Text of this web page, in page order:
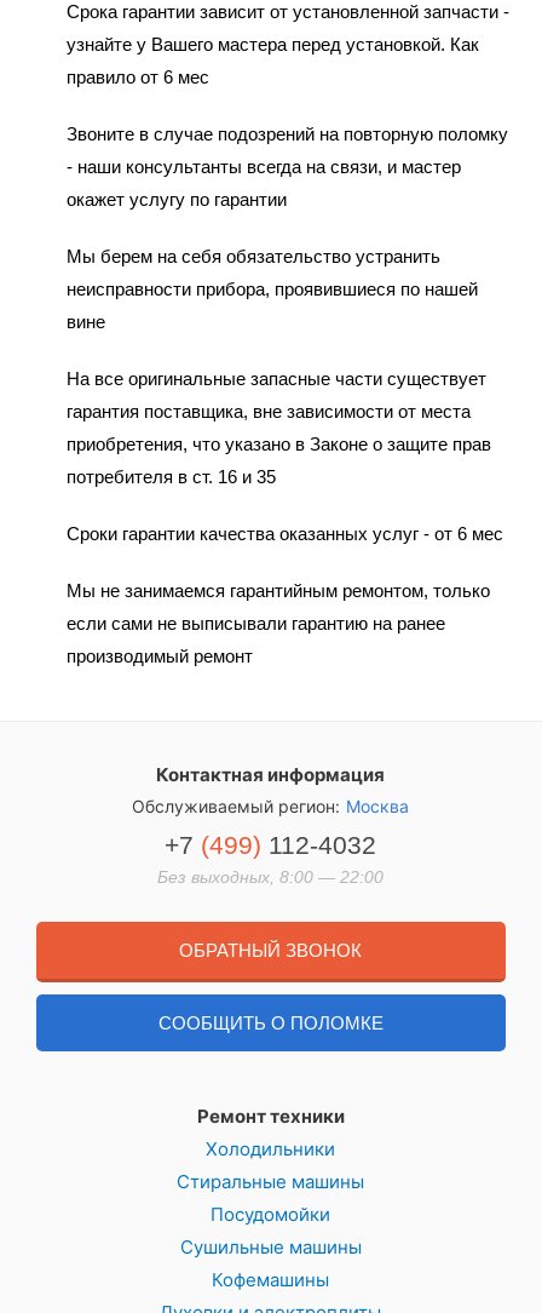
Срока гарантии зависит от установленной запчасти -
узнайте у Вашего мастера перед установкой. Как
правило от 6 мес
Звоните в случае подозрений на повторную поломку
- наши консультанты всегда на связи, и мастер
окажет услугу по гарантии
Мы берем на себя обязательство устранить
неисправности прибора, проявившиеся по нашей
вине
На все оригинальные запасные части существует
гарантия поставщика, вне зависимости от места
приобретения, что указано в Законе о защите прав
потребителя в ст. 16 и 35
Сроки гарантии качества оказанных услуг - от 6 мес
Мы не занимаемся гарантийным ремонтом, только
если сами не выписывали гарантию на ранее
производимый ремонт
Контактная информация
Обслуживаемый регион: Москва
+7 (499) 112-4032
Без выходных, 8:00 — 22:00
ОБРАТНЫЙ ЗВОНОК
СООБЩИТЬ О ПОЛОМКЕ
Ремонт техники
Холодильники
Стиральные машины
Посудомойки
Сушильные машины
Кофемашины